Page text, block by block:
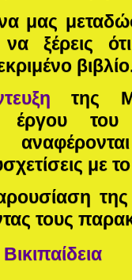
να μας
ξέρεις
της
έργου
με το
τους
Βικιπαίδεια